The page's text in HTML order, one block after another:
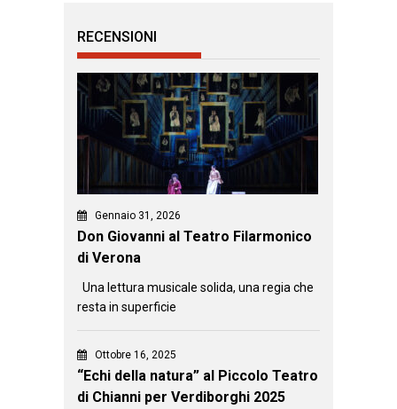
RECENSIONI
Gennaio 31, 2026
Don Giovanni al Teatro Filarmonico
di Verona
Una lettura musicale solida, una regia che
resta in superficie
Ottobre 16, 2025
“Echi della natura” al Piccolo Teatro
di Chianni per Verdiborghi 2025